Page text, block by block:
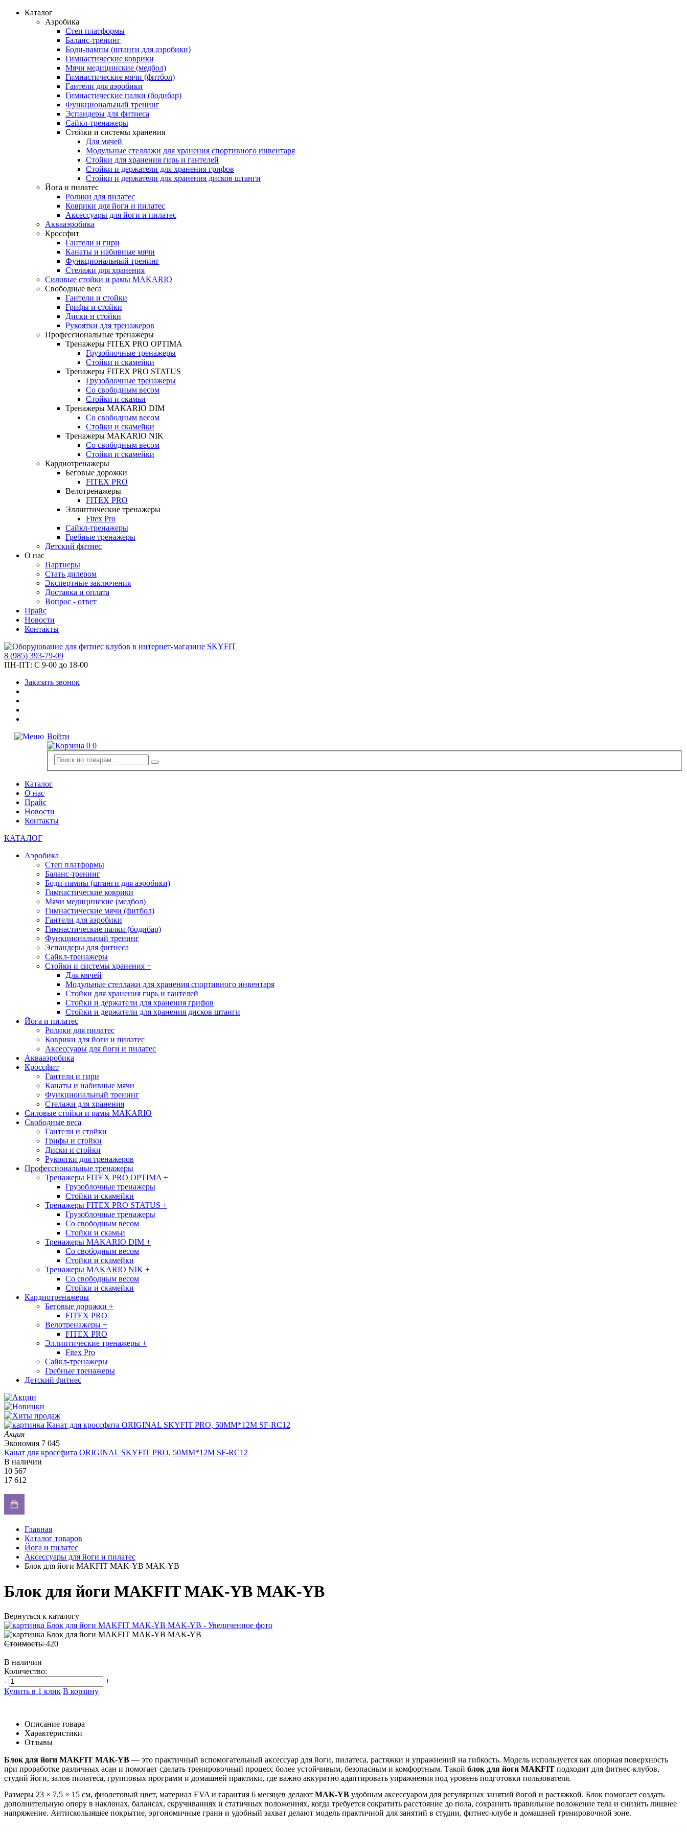
Каталог
Аэробика
Степ платформы
Баланс-тренинг
Боди-пампы (штанги для аэробики)
Гимнастические коврики
Мячи медицинские (медбол)
Гимнастические мячи (фитбол)
Гантели для аэробики
Гимнастические палки (бодибар)
Функциональный тренинг
Эспандеры для фитнеса
Сайкл-тренажеры
Стойки и системы хранения
Для мячей
Модульные стеллажи для хранения спортивного инвентаря
Стойки для хранения гирь и гантелей
Стойки и держатели для хранения грифов
Стойки и держатели для хранения дисков штанги
Йога и пилатес
Ролики для пилатес
Коврики для йоги и пилатес
Аксессуары для йоги и пилатес
Аквааэробика
Кроссфит
Гантели и гири
Канаты и набивные мячи
Функциональный тренинг
Стелажи для хранения
Силовые стойки и рамы MAKARIO
Свободные веса
Гантели и стойки
Грифы и стойки
Диски и стойки
Рукоятки для тренажеров
Профессиональные тренажеры
Тренажеры FITEX PRO OPTIMA
Грузоблочные тренажеры
Стойки и скамейки
Тренажеры FITEX PRO STATUS
Грузоблочные тренажеры
Со свободным весом
Стойки и скамьи
Тренажеры MAKARIO DIM
Со свободным весом
Стойки и скамейки
Тренажеры MAKARIO NIK
Со свободным весом
Стойки и скамейки
Кардиотренажеры
Беговые дорожки
FITEX PRO
Велотренажеры
FITEX PRO
Эллиптические тренажеры
Fitex Pro
Сайкл-тренажеры
Гребные тренажеры
Детский фитнес
О нас
Партнеры
Стать дилером
Экспертные заключения
Доставка и оплата
Вопрос - ответ
Прайс
Новости
Контакты
8 (985) 393-79-09
ПН-ПТ: С 9-00 до 18-00
Заказать звонок
Войти
0 0
Каталог
О нас
Прайс
Новости
Контакты
КАТАЛОГ
Аэробика
Степ платформы
Баланс-тренинг
Боди-пампы (штанги для аэробики)
Гимнастические коврики
Мячи медицинские (медбол)
Гимнастические мячи (фитбол)
Гантели для аэробики
Гимнастические палки (бодибар)
Функциональный тренинг
Эспандеры для фитнеса
Сайкл-тренажеры
Стойки и системы хранения +
Для мячей
Модульные стеллажи для хранения спортивного инвентаря
Стойки для хранения гирь и гантелей
Стойки и держатели для хранения грифов
Стойки и держатели для хранения дисков штанги
Йога и пилатес
Ролики для пилатес
Коврики для йоги и пилатес
Аксессуары для йоги и пилатес
Аквааэробика
Кроссфит
Гантели и гири
Канаты и набивные мячи
Функциональный тренинг
Стелажи для хранения
Силовые стойки и рамы MAKARIO
Свободные веса
Гантели и стойки
Грифы и стойки
Диски и стойки
Рукоятки для тренажеров
Профессиональные тренажеры
Тренажеры FITEX PRO OPTIMA +
Грузоблочные тренажеры
Стойки и скамейки
Тренажеры FITEX PRO STATUS +
Грузоблочные тренажеры
Со свободным весом
Стойки и скамьи
Тренажеры MAKARIO DIM +
Со свободным весом
Стойки и скамейки
Тренажеры MAKARIO NIK +
Со свободным весом
Стойки и скамейки
Кардиотренажеры
Беговые дорожки +
FITEX PRO
Велотренажеры +
FITEX PRO
Эллиптические тренажеры +
Fitex Pro
Сайкл-тренажеры
Гребные тренажеры
Детский фитнес
Акция
Экономия 7 045
Канат для кроссфита ORIGINAL SKYFIT PRO, 50MM*12M SF-RС12
В наличии
10 567
17 612
Главная
Каталог товаров
Йога и пилатес
Аксессуары для йоги и пилатес
Блок для йоги MAKFIT MAK-YB MAK-YB
Блок для йоги MAKFIT MAK-YB MAK-YB
Вернуться к каталогу
Стоимость:420
В наличии
Количество:
-
+
Купить в 1 клик В корзину
Описание товара
Характеристики
Отзывы
Блок для йоги MAKFIT MAK-YB — это практичный вспомогательный аксессуар для йоги, пилатеса, растяжки и упражнений на гибкость. Модель используется как опорная поверхность
при проработке различных асан и помогает сделать тренировочный процесс более устойчивым, безопасным и комфортным. Такой блок для йоги MAKFIT подходит для фитнес-клубов,
студий йоги, залов пилатеса, групповых программ и домашней практики, где важно аккуратно адаптировать упражнения под уровень подготовки пользователя.
Размеры 23 × 7,5 × 15 см, фиолетовый цвет, материал EVA и гарантия 6 месяцев делают MAK-YB удобным аксессуаром для регулярных занятий йогой и растяжкой. Блок помогает создать
дополнительную опору в наклонах, балансах, скручиваниях и статичных положениях, когда требуется сократить расстояние до пола, сохранить правильное положение тела и снизить лишнее
напряжение. Антискользящее покрытие, эргономичные грани и удобный захват делают модель практичной для занятий в студии, фитнес-клубе и домашней тренировочной зоне.